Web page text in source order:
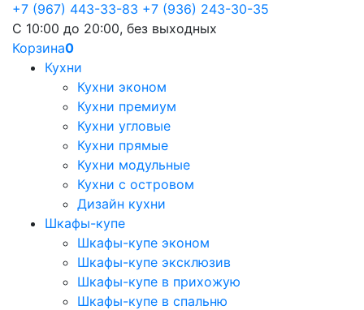
+7 (967) 443-33-83 +7 (936) 243-30-35
С 10:00 до 20:00, без выходных
Корзина0
Кухни
Кухни эконом
Кухни премиум
Кухни угловые
Кухни прямые
Кухни модульные
Кухни с островом
Дизайн кухни
Шкафы-купе
Шкафы-купе эконом
Шкафы-купе эксклюзив
Шкафы-купе в прихожую
Шкафы-купе в спальню